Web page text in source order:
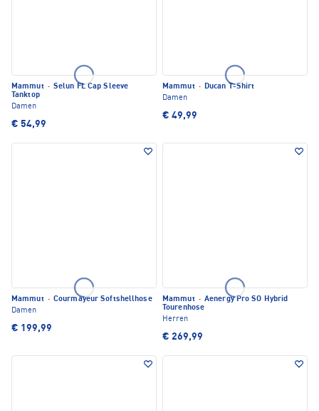
Mammut · Selun FL Cap Sleeve
Tanktop
Damen
€ 54,99
Mammut · Ducan T-Shirt
Damen
€ 49,99
Mammut · Courmayeur Softshellhose
Damen
€ 199,99
Mammut · Aenergy Pro SO Hybrid
Tourenhose
Herren
€ 269,99